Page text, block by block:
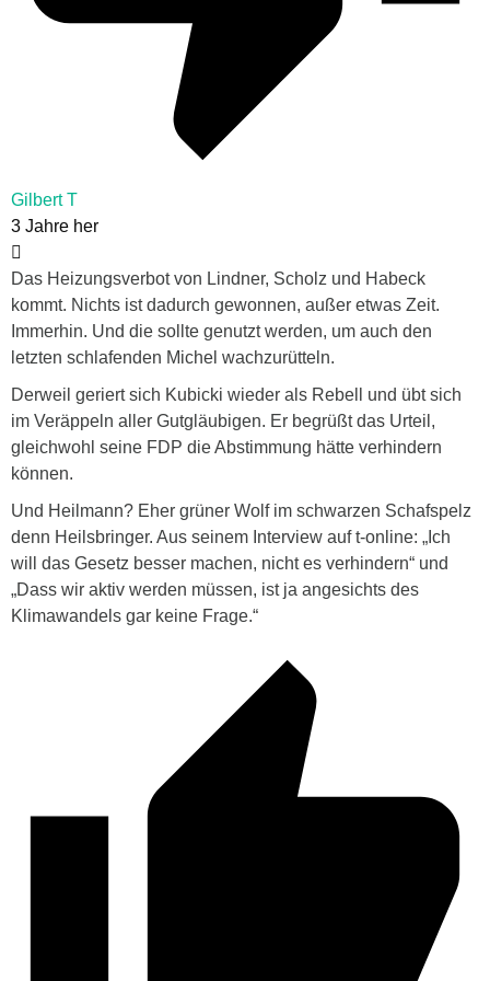
Gilbert T
3 Jahre her
Das Heizungsverbot von Lindner, Scholz und Habeck
kommt. Nichts ist dadurch gewonnen, außer etwas Zeit.
Immerhin. Und die sollte genutzt werden, um auch den
letzten schlafenden Michel wachzurütteln.
Derweil geriert sich Kubicki wieder als Rebell und übt sich
im Veräppeln aller Gutgläubigen. Er begrüßt das Urteil,
gleichwohl seine FDP die Abstimmung hätte verhindern
können.
Und Heilmann? Eher grüner Wolf im schwarzen Schafspelz
denn Heilsbringer. Aus seinem Interview auf t-online: „Ich
will das Gesetz besser machen, nicht es verhindern“ und
„Dass wir aktiv werden müssen, ist ja angesichts des
Klimawandels gar keine Frage.“